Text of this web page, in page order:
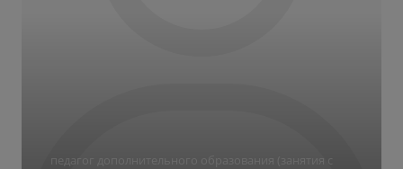
педагог дополнительного образования (занятия с